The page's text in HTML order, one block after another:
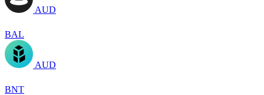
AUD
BAL
AUD
BNT